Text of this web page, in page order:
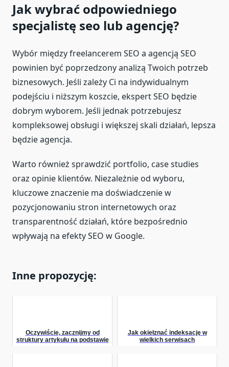
Jak wybrać odpowiedniego
specjalistę seo lub agencję?
Wybór między freelancerem SEO a agencją SEO
powinien być poprzedzony analizą Twoich potrzeb
biznesowych. Jeśli zależy Ci na indywidualnym
podejściu i niższym koszcie, ekspert SEO będzie
dobrym wyborem. Jeśli jednak potrzebujesz
kompleksowej obsługi i większej skali działań, lepsza
będzie agencja.
Warto również sprawdzić portfolio, case studies
oraz opinie klientów. Niezależnie od wyboru,
kluczowe znaczenie ma doświadczenie w
pozycjonowaniu stron internetowych oraz
transparentność działań, które bezpośrednio
wpływają na efekty SEO w Google.
Inne propozycję:
Oczywiście, zacznijmy od
struktury artykułu na podstawie
Jak okiełznać indeksację w
wielkich serwisach